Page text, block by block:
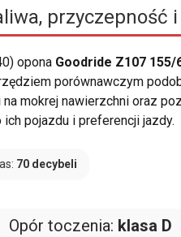
przyczepność i
opona Goodride Z107 155/
porównawczym
mokrej nawierzchni oraz
pojazdu i preferencji jazdy.
70 decybeli
Opór toczenia: klasa D